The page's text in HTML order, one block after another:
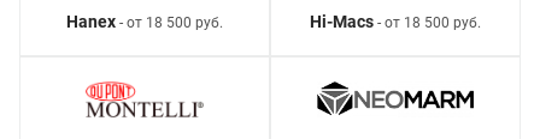
Hanex - от 18 500 руб. Hi-Macs - от 18 500 руб.